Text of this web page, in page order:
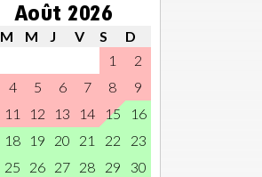
Août 2026
M M J V S
D
1
2
4 5 6 7 8
9
11 12 13 14 15
16
18 19 20 21 22
23
25 26 27 28 29
30